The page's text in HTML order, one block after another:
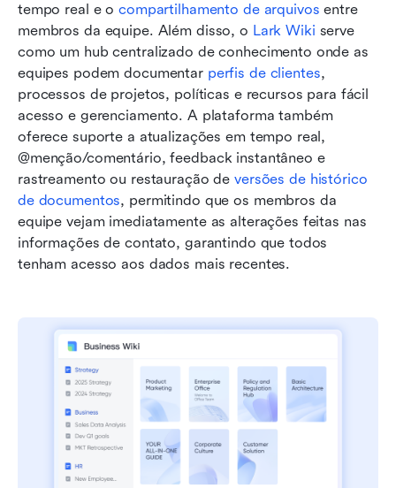
tempo real e o compartilhamento de arquivos entre
membros da equipe. Além disso, o Lark Wiki serve
como um hub centralizado de conhecimento onde as
equipes podem documentar perfis de clientes,
processos de projetos, políticas e recursos para fácil
acesso e gerenciamento. A plataforma também
oferece suporte a atualizações em tempo real,
@menção/comentário, feedback instantâneo e
rastreamento ou restauração de versões de histórico
de documentos, permitindo que os membros da
equipe vejam imediatamente as alterações feitas nas
informações de contato, garantindo que todos
tenham acesso aos dados mais recentes.